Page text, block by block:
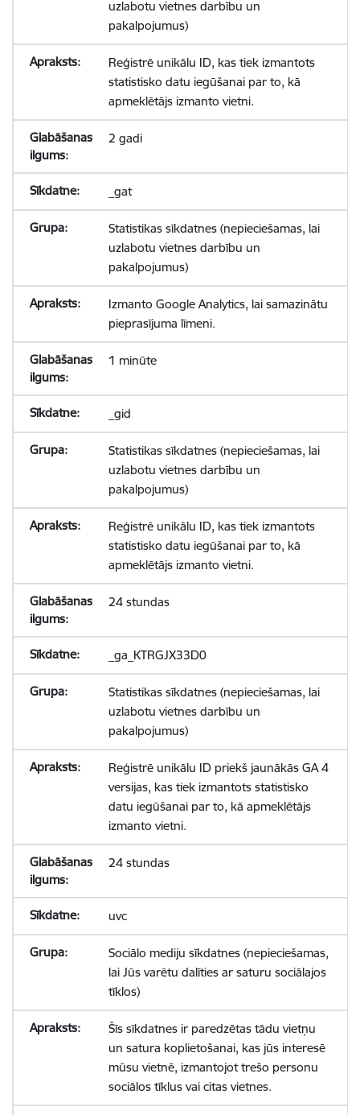
uzlabotu vietnes darbību un
pakalpojumus)
Reģistrē unikālu ID, kas tiek izmantots
statistisko datu iegūšanai par to, kā
apmeklētājs izmanto vietni.
2 gadi
_gat
Statistikas sīkdatnes (nepieciešamas, lai
uzlabotu vietnes darbību un
pakalpojumus)
Izmanto Google Analytics, lai samazinātu
pieprasījuma līmeni.
1 minūte
_gid
Statistikas sīkdatnes (nepieciešamas, lai
uzlabotu vietnes darbību un
pakalpojumus)
Reģistrē unikālu ID, kas tiek izmantots
statistisko datu iegūšanai par to, kā
apmeklētājs izmanto vietni.
24 stundas
_ga_KTRGJX33D0
Statistikas sīkdatnes (nepieciešamas, lai
uzlabotu vietnes darbību un
pakalpojumus)
Reģistrē unikālu ID priekš jaunākās GA 4
versijas, kas tiek izmantots statistisko
datu iegūšanai par to, kā apmeklētājs
izmanto vietni.
24 stundas
uvc
Sociālo mediju sīkdatnes (nepieciešamas,
lai Jūs varētu dalīties ar saturu sociālajos
tīklos)
Šīs sīkdatnes ir paredzētas tādu vietņu
un satura koplietošanai, kas jūs interesē
mūsu vietnē, izmantojot trešo personu
sociālos tīklus vai citas vietnes.